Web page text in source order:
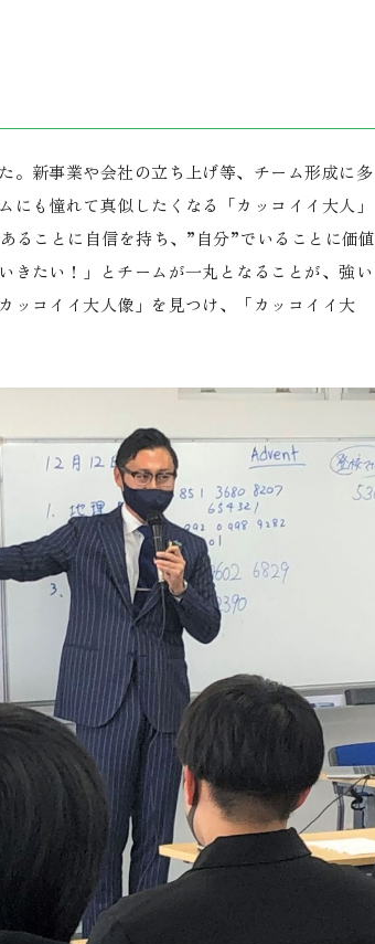
。新事業や会社の立ち上げ等、チーム形成に多
も憧れて真似したくなる「カッコイイ大人」
ることに自信を持ち、”自分”でいることに価値
きたい！」とチームが一丸となることが、強い
ッコイイ大人像」を見つけ、「カッコイイ大